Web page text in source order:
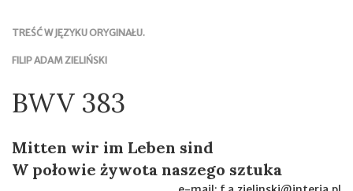
TREŚĆ W JĘZYKU ORYGINAŁU.
FILIP ADAM ZIELIŃSKI
BWV 383
Mitten wir im Leben sind
W połowie żywota naszego sztuka